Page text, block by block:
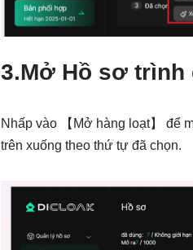
3.Mở Hồ sơ trình
Nhấp vào 【Mở hàng loạt】 để
trên xuống theo thứ tự đã chọn.